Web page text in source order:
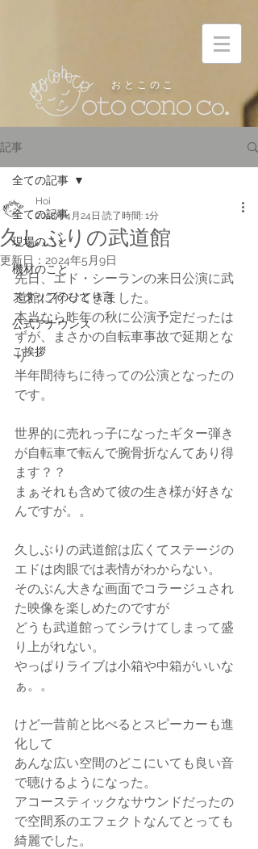
お と こ の こ
記事
全ての記事
現場のこと
機材のこと
スタッフのひとり言
公式アナウンス
ご挨拶
全ての記事
久しぶりの武道館
Hoi
2018年4月24日 読了時間: 1分
更新日： 2024年5月9日
先日、エド・シーランの来日公演に武
道館に行ってきました。
本当なら昨年の秋に公演予定だったは
ずが、まさかの自転車事故で延期とな
り
半年間待ちに待っての公演となったの
です。
世界的に売れっ子になったギター弾き
が自転車で転んで腕骨折なんてあり得
ます？？
まぁそれも含めて彼の生き様が好きな
んですが。。
久しぶりの武道館は広くてステージの
エドは肉眼では表情がわからない。
そのぶん大きな画面でコラージュされ
た映像を楽しめたのですが
どうも武道館ってシラけてしまって盛
り上がれない。
やっぱりライブは小箱や中箱がいいな
ぁ。。
けど一昔前と比べるとスピーカーも進
化して
あんな広い空間のどこにいても良い音
で聴けるようになった。
アコースティックなサウンドだったの
で空間系のエフェクトなんてとっても
綺麗でした。